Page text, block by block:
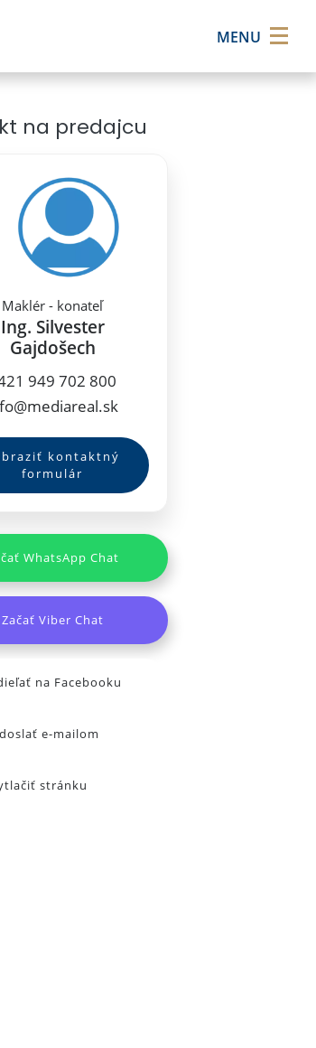
MENU ×
na predajcu
Maklér - konateľ
Ing. Silvester
Gajdošech
949 702 800
kontaktný
formulár
WhatsApp Chat
Začať Viber Chat
na Facebooku
e-mailom
stránku